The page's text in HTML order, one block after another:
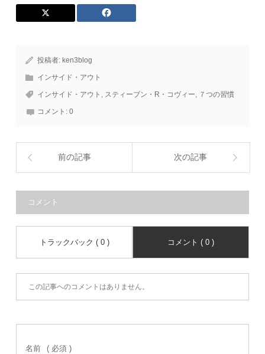
投稿者: ken3blog
インサイド・アウト
インサイド・アウト , スティーブン・R・コヴィー, ７つの習慣
コメント:0
前の記事 次の記事
コメント
トラックバック ( 0 ) コメント ( 0 )
この記事へのコメントはありません。
名前 ( 必須 )